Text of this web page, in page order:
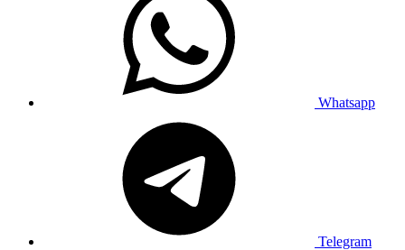
Whatsapp
Telegram